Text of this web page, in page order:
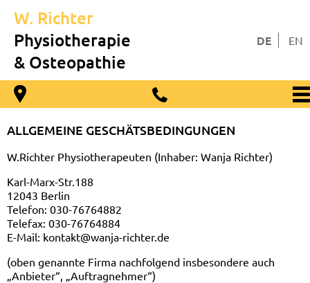
W. Richter
Physiotherapie
& Osteopathie
DE
ALLGEMEINE GESCHÄTSBEDINGUNGEN
W.Richter Physiotherapeuten (Inhaber: Wanja Richter)
Karl-Marx-Str.188
12043 Berlin
Telefon: 030-76764882
Telefax: 030-76764884
E-Mail: kontakt@wanja-richter.de
(oben genannte Firma nachfolgend insbesondere auch
„Anbieter“, „Auftragnehmer“)